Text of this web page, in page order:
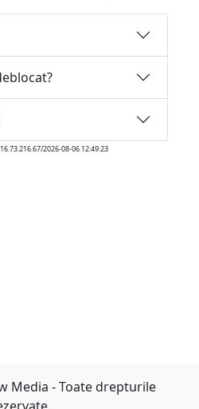
2026-08-06 12:49:23
Media - Toate drepturile